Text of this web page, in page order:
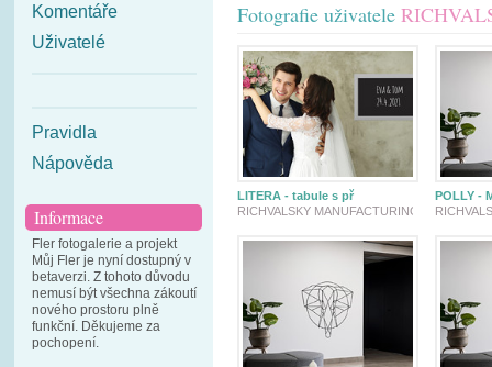
Komentáře
Uživatelé
Pravidla
Nápověda
Informace
Fler fotogalerie a projekt
Můj Fler je nyní dostupný v
betaverzi. Z tohoto důvodu
nemusí být všechna zákoutí
nového prostoru plně
funkční. Děkujeme za
pochopení.
Fotografie uživatele
LITERA - tabule s př
RICHVALSKY MANUFACTURING
POLLY -